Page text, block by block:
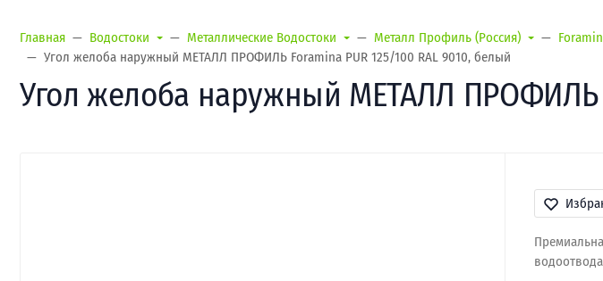
Главная Водостоки Металлические Водостоки Металл Профиль (Россия)
Угол желоба наружный МЕТАЛЛ ПРОФИЛЬ Foramina PUR 125/100 RAL 9010, белый
Угол желоба наружный МЕТАЛЛ ПРОФИЛЬ